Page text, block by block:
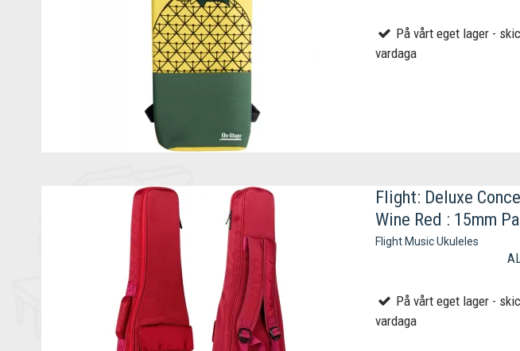
På vårt eget lager -
vardaga
Flight: Deluxe
Wine Red : 15mm
Flight Music Ukuleles
På vårt eget lager -
vardaga